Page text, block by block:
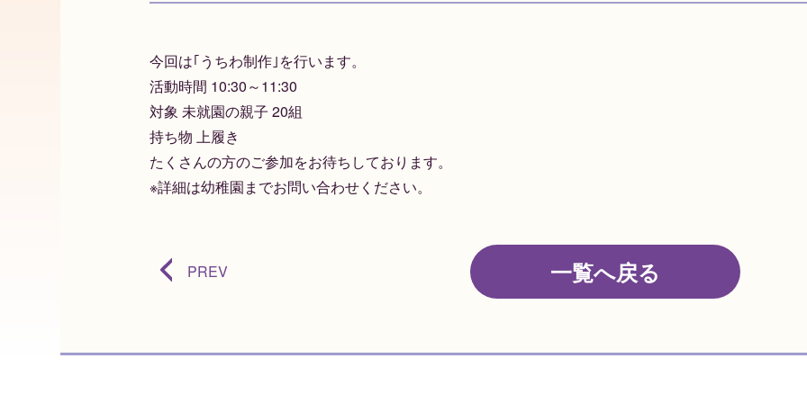
今回は｢うちわ制作｣を行います。
活動時間 10:30～11:30
対象 未就園の親子 20組
持ち物 上履き
たくさんの方のご参加をお待ちしております。
※詳細は幼稚園までお問い合わせください。
PREV 一覧へ戻る